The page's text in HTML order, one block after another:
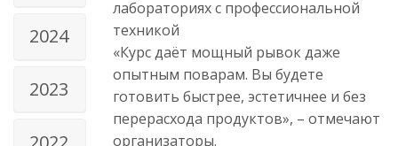
2024
2023
лабораториях с профессиональной
техникой
«Курс даёт мощный рывок даже
опытным поварам. Вы будете
готовить быстрее, эстетичнее и без
перерасхода продуктов», – отмечают
организаторы.